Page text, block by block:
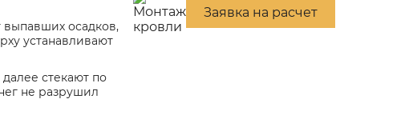
осадков,
устанавливают
стекают по
не разрушил
Заявка на расчет